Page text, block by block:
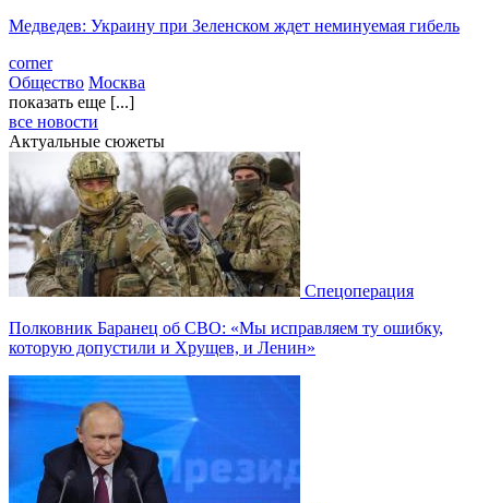
Медведев: Украину при Зеленском ждет неминуемая гибель
corner
Общество Москва
показать еще [...]
все новости
Актуальные сюжеты
Спецоперация
Полковник Баранец об СВО: «Мы исправляем ту ошибку,
которую допустили и Хрущев, и Ленин»